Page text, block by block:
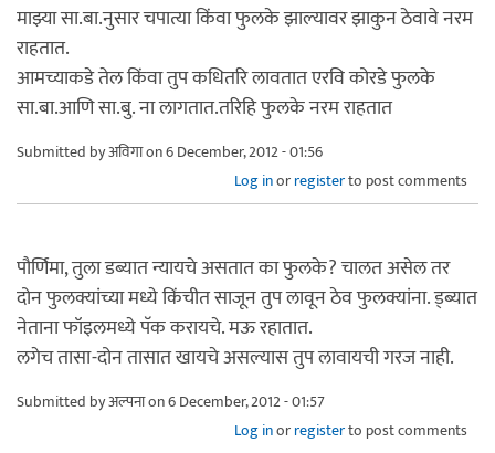
माझ्या सा.बा.नुसार चपात्या किंवा फुलके झाल्यावर झाकुन ठेवावे नरम
राहतात.
आमच्याकडे तेल किंवा तुप कधितरि लावतात एरवि कोरडे फुलके
सा.बा.आणि सा.बु. ना लागतात.तरिहि फुलके नरम राहतात
Submitted byअविगाon 6 December, 2012 - 01:56
Log inorregisterto post comments
पौर्णिमा, तुला डब्यात न्यायचे असतात का फुलके? चालत असेल तर
दोन फुलक्यांच्या मध्ये किंचीत साजून तुप लावून ठेव फुलक्यांना. ड्ब्यात
नेताना फॉइलमध्ये पॅक करायचे. मऊ रहातात.
लगेच तासा-दोन तासात खायचे असल्यास तुप लावायची गरज नाही.
Submitted byअल्पनाon 6 December, 2012 - 01:57
Log inorregisterto post comments